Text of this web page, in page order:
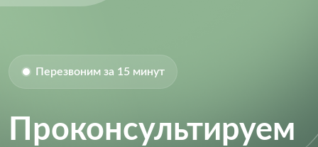
Перезвоним за 15 минут
Проконсультируем